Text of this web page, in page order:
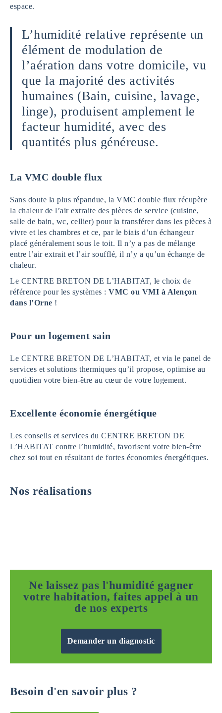
espace.
L’humidité relative représente un
élément de modulation de
l’aération dans votre domicile, vu
que la majorité des activités
humaines (Bain, cuisine, lavage,
linge), produisent amplement le
facteur humidité, avec des
quantités plus généreuse.
La VMC double flux
Sans doute la plus répandue, la VMC double flux récupère
la chaleur de l’air extraite des pièces de service (cuisine,
salle de bain, wc, cellier) pour la transférer dans les pièces à
vivre et les chambres et ce, par le biais d’un échangeur
placé généralement sous le toit. Il n’y a pas de mélange
entre l’air extrait et l’air soufflé, il n’y a qu’un échange de
chaleur.
Le CENTRE BRETON DE L’HABITAT, le choix de
référence pour les systèmes : VMC ou VMI à Alençon
dans l’Orne !
Pour un logement sain
Le CENTRE BRETON DE L’HABITAT, et via le panel de
services et solutions thermiques qu’il propose, optimise au
quotidien votre bien-être au cœur de votre logement.
Excellente économie énergétique
Les conseils et services du CENTRE BRETON DE
L’HABITAT contre l’humidité, favorisent votre bien-être
chez soi tout en résultant de fortes économies énergétiques.
Nos réalisations
Ne laissez pas l'humidité gagner
votre habitation, faites appel à un
de nos experts
Demander un diagnostic
Besoin d'en savoir plus ?